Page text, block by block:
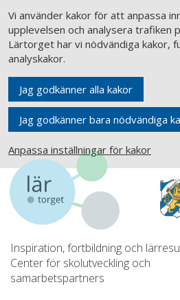
Vi använder kakor för att anpassa
upplevelsen och analysera trafiken
Lärtorget har vi nödvändiga kakor,
analyskakor.
Jag godkänner alla kakor
Jag godkänner bara nödvändiga
Anpassa inställningar för kakor
Inspiration, fortbildning och
Center för skolutveckling och
samarbetspartners